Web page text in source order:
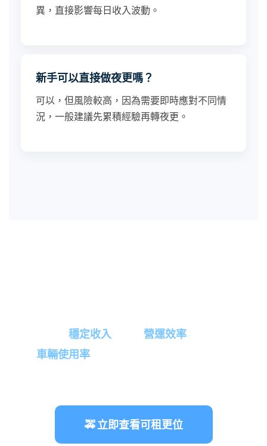
異，直接影響每日收入波動。
新手可以直接做夜更嗎？
可以，但風險較高，因為需要即時應對不同情
況，一般建議先累積經驗再轉夜更。
穩定收入 營運效率， 定追求更
車輛使用率， 選擇適合自己嘅更份，先可以
🚕 立即查看可租更位